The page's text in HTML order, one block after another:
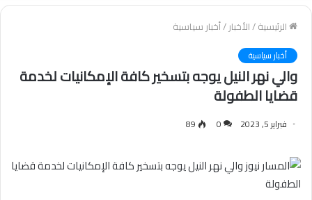
الرئيسية/الأخبار/أخبار سياسية
أخبار سياسية
والي نهر النيل يوجه بتسخير كافة الإمكانيات لخدمة
قضايا الطفولة
فبراير 5, 2023 0
89